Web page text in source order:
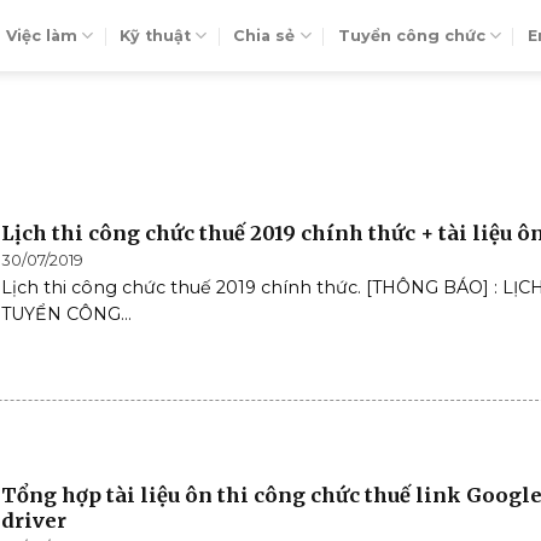
Việc làm Kỹ thuật Chia sẻ Tuyển công chức
Lịch thi công chức thuế 2019 chính thức + tài liệu
30/07/2019
Lịch thi công chức thuế 2019 chính thức. [THÔNG BÁO] :
TUYỂN CÔNG...
Tổng hợp tài liệu ôn thi công chức thuế link Google
driver